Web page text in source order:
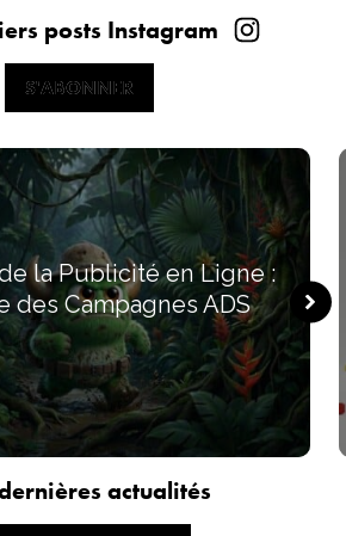
posts Instagram
S'ABONNER
S'ABONNER
la Publicité en Ligne :
des Campagnes ADS
actualités